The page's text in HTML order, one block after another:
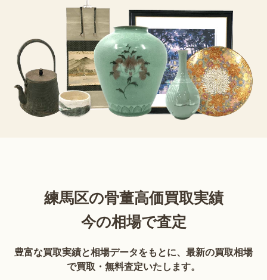
練馬区の骨董高価買取実績
今の相場で査定
豊富な買取実績と相場データをもとに、最新の買取相場
で買取・無料査定いたします。